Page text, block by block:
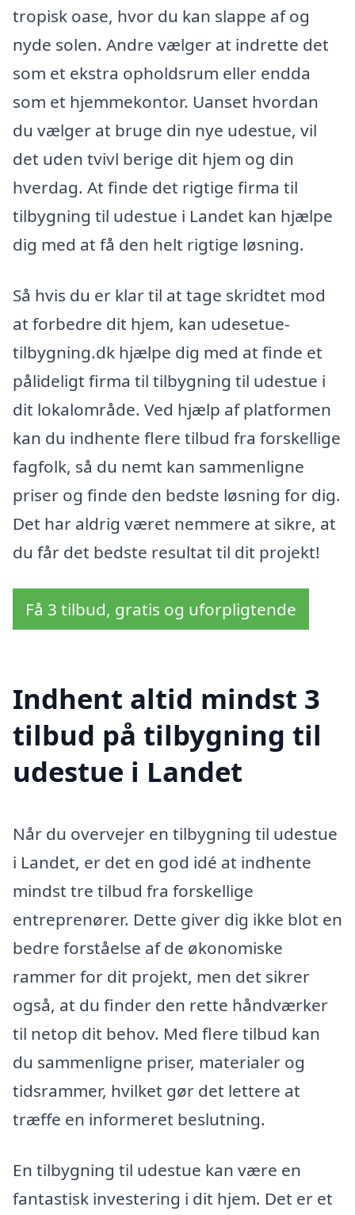
tropisk oase, hvor du kan slappe af og
nyde solen. Andre vælger at indrette det
som et ekstra opholdsrum eller endda
som et hjemmekontor. Uanset hvordan
du vælger at bruge din nye udestue, vil
det uden tvivl berige dit hjem og din
hverdag. At finde det rigtige firma til
tilbygning til udestue i Landet kan hjælpe
dig med at få den helt rigtige løsning.
Så hvis du er klar til at tage skridtet mod
at forbedre dit hjem, kan udesetue-
tilbygning.dk hjælpe dig med at finde et
pålideligt firma til tilbygning til udestue i
dit lokalområde. Ved hjælp af platformen
kan du indhente flere tilbud fra forskellige
fagfolk, så du nemt kan sammenligne
priser og finde den bedste løsning for dig.
Det har aldrig været nemmere at sikre, at
du får det bedste resultat til dit projekt!
Få 3 tilbud, gratis og uforpligtende
Indhent altid mindst 3
tilbud på tilbygning til
udestue i Landet
Når du overvejer en tilbygning til udestue
i Landet, er det en god idé at indhente
mindst tre tilbud fra forskellige
entreprenører. Dette giver dig ikke blot en
bedre forståelse af de økonomiske
rammer for dit projekt, men det sikrer
også, at du finder den rette håndværker
til netop dit behov. Med flere tilbud kan
du sammenligne priser, materialer og
tidsrammer, hvilket gør det lettere at
træffe en informeret beslutning.
En tilbygning til udestue kan være en
fantastisk investering i dit hjem. Det er et